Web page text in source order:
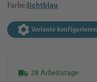
Farbe:lichtblau
Variante konfigurieren
28 Arbeitstage